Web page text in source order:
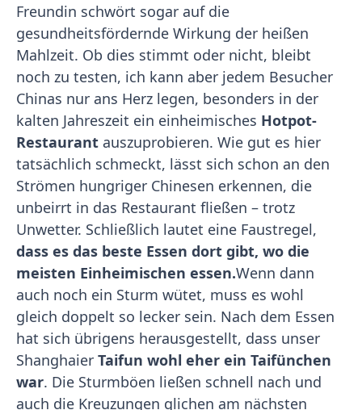
Freundin schwört sogar auf die
gesundheitsfördernde Wirkung der heißen
Mahlzeit. Ob dies stimmt oder nicht, bleibt
noch zu testen, ich kann aber jedem Besucher
Chinas nur ans Herz legen, besonders in der
kalten Jahreszeit ein einheimisches Hotpot-
Restaurant auszuprobieren. Wie gut es hier
tatsächlich schmeckt, lässt sich schon an den
Strömen hungriger Chinesen erkennen, die
unbeirrt in das Restaurant fließen – trotz
Unwetter. Schließlich lautet eine Faustregel,
dass es das beste Essen dort gibt, wo die
meisten Einheimischen essen.Wenn dann
auch noch ein Sturm wütet, muss es wohl
gleich doppelt so lecker sein. Nach dem Essen
hat sich übrigens herausgestellt, dass unser
Shanghaier Taifun wohl eher ein Taifünchen
war. Die Sturmböen ließen schnell nach und
auch die Kreuzungen glichen am nächsten